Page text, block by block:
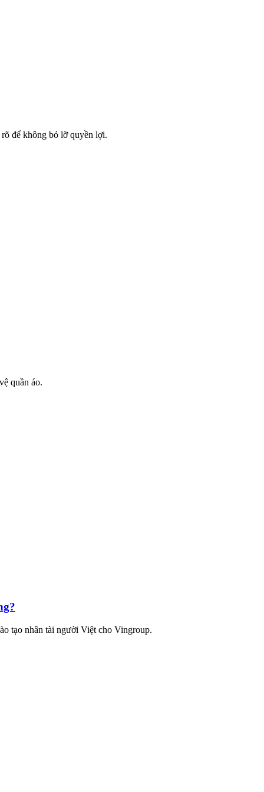
để không bỏ lỡ quyền lợi.
quần áo.
tạo nhân tài người Việt cho Vingroup.